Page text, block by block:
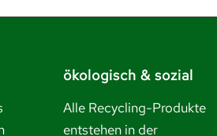
ökologisch & sozial
Alle Recycling-Produkte
entstehen in der